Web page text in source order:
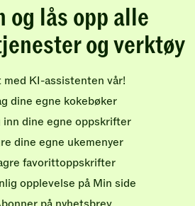
og lås opp alle
og verktøy
med KI-assistenten vår!
dine egne kokebøker
inn dine egne oppskrifter
dine egne ukemenyer
favorittoppskrifter
opplevelse på Min side